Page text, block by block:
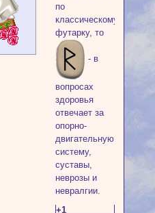
по
классическому
футарку, то
- в
вопросах
здоровья
отвечает за
опорно-
двигательную
систему,
суставы,
неврозы и
невралгии.
+1